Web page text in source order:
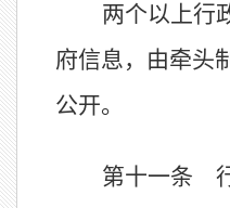
两个以上行
府信息，由牵头
公开。
第十一条